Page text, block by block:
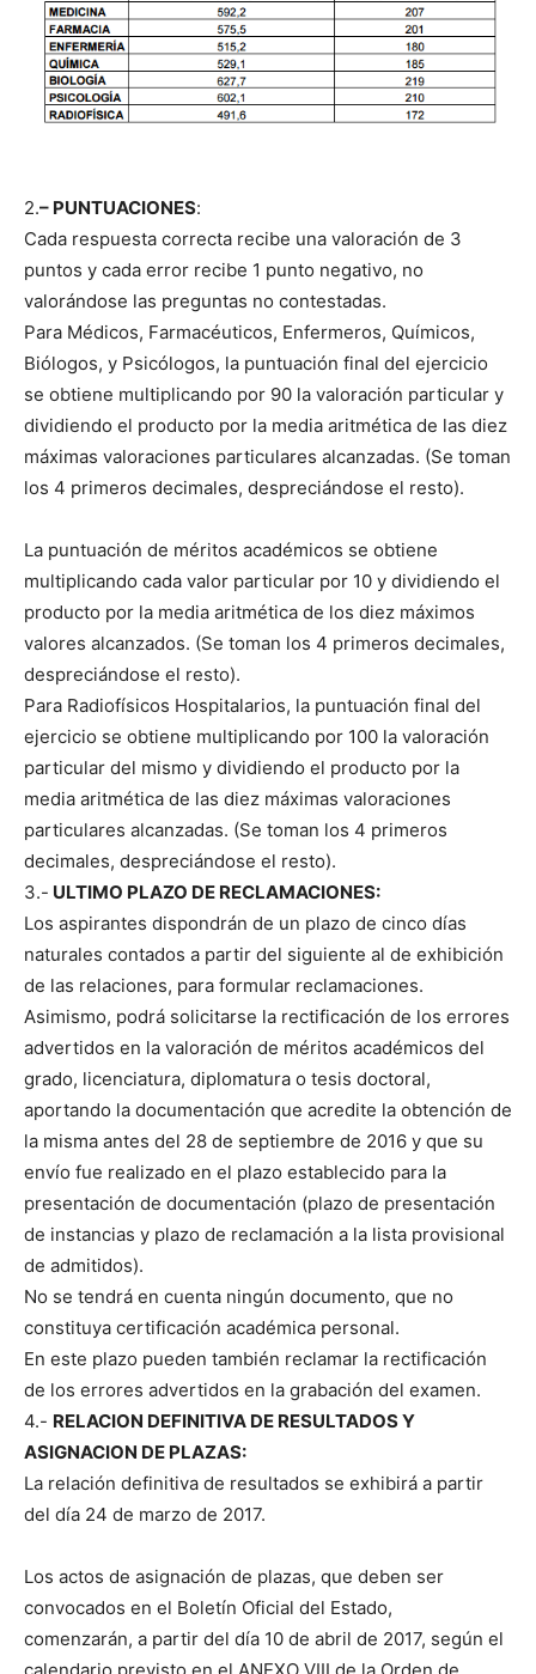
2.– PUNTUACIONES:
Cada respuesta correcta recibe una valoración de 3
puntos y cada error recibe 1 punto negativo, no
valorándose las preguntas no contestadas.
Para Médicos, Farmacéuticos, Enfermeros, Químicos,
Biólogos, y Psicólogos, la puntuación final del ejercicio
se obtiene multiplicando por 90 la valoración particular y
dividiendo el producto por la media aritmética de las diez
máximas valoraciones particulares alcanzadas. (Se toman
los 4 primeros decimales, despreciándose el resto).
La puntuación de méritos académicos se obtiene
multiplicando cada valor particular por 10 y dividiendo el
producto por la media aritmética de los diez máximos
valores alcanzados. (Se toman los 4 primeros decimales,
despreciándose el resto).
Para Radiofísicos Hospitalarios, la puntuación final del
ejercicio se obtiene multiplicando por 100 la valoración
particular del mismo y dividiendo el producto por la
media aritmética de las diez máximas valoraciones
particulares alcanzadas. (Se toman los 4 primeros
decimales, despreciándose el resto).
3.- ULTIMO PLAZO DE RECLAMACIONES:
Los aspirantes dispondrán de un plazo de cinco días
naturales contados a partir del siguiente al de exhibición
de las relaciones, para formular reclamaciones.
Asimismo, podrá solicitarse la rectificación de los errores
advertidos en la valoración de méritos académicos del
grado, licenciatura, diplomatura o tesis doctoral,
aportando la documentación que acredite la obtención de
la misma antes del 28 de septiembre de 2016 y que su
envío fue realizado en el plazo establecido para la
presentación de documentación (plazo de presentación
de instancias y plazo de reclamación a la lista provisional
de admitidos).
No se tendrá en cuenta ningún documento, que no
constituya certificación académica personal.
En este plazo pueden también reclamar la rectificación
de los errores advertidos en la grabación del examen.
4.- RELACION DEFINITIVA DE RESULTADOS Y
ASIGNACION DE PLAZAS:
La relación definitiva de resultados se exhibirá a partir
del día 24 de marzo de 2017.
Los actos de asignación de plazas, que deben ser
convocados en el Boletín Oficial del Estado,
comenzarán, a partir del día 10 de abril de 2017, según el